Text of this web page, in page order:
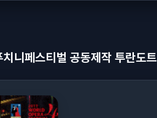
니페스티벌 공동제작 투란도트